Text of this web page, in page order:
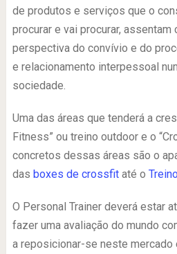
de produtos e serviços que o
procurar e vai procurar, assentam
perspectiva do convívio e do
e relacionamento interpessoal
sociedade.
Uma das áreas que tenderá a
Fitness” ou treino outdoor e o
concretos dessas áreas são o
das boxes de crossfitaté o
O Personal Trainer deverá estar
fazer uma avaliação do mundo
a reposicionar-se neste mercado